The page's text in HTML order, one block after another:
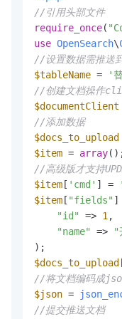
//引用头部文件
require_once(
use OpenSearch\
//设置数据需推送
$tableName = '
//创建文档操作
$documentClient
//添加数据
$docs_to_upload
$item = array
//高级版才支持
$item [ 'cmd' ] =
$item [ "fields" ]
"id"
=> 1,
"name"
=>
"
$docs_to_upload
//将文档编码成
$json =
//提交推送文档